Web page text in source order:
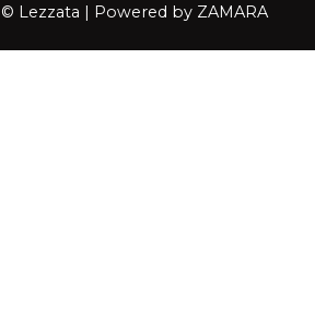
Lezzata | Powered by ZAMARA